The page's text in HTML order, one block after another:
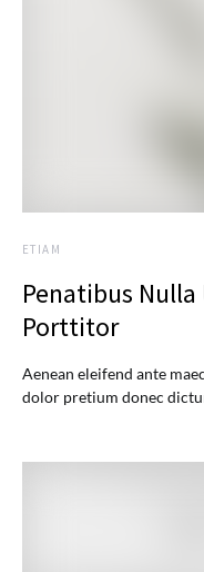
ETIAM
Penatibus
Porttitor
Aenean eleifend ante
dolor pretium donec